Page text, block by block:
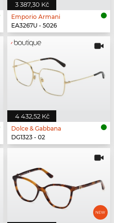
3 387,30 Kč
Emporio Armani
EA3267U - 5026
4 432,52 Kč
Dolce & Gabbana
DG1323 - 02